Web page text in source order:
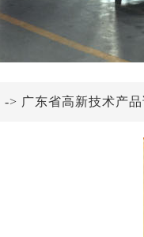
-> 广东省高新技术产